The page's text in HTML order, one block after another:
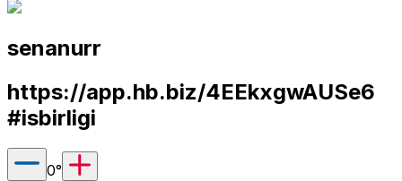
senanurr
https://app.hb.biz/4EEkxgwAUSe6
#isbirligi
0°